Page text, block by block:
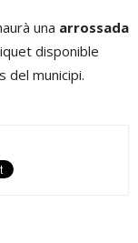
una arrossada
disponible
del municipi.